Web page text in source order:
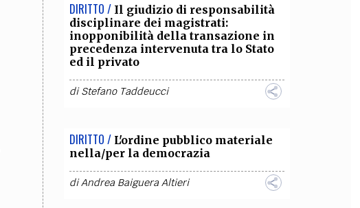
DIRITTO / Il giudizio di responsabilità
disciplinare dei magistrati:
inopponibilità della transazione in
precedenza intervenuta tra lo Stato
ed il privato
diStefano Taddeucci
DIRITTO / L'ordine pubblico materiale
nella/per la democrazia
diAndrea Baiguera Altieri